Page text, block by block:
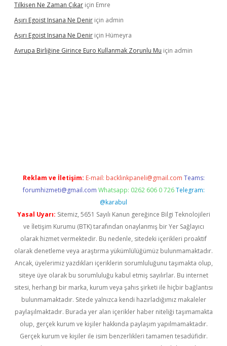
Tilkişen Ne Zaman Çıkar için Emre
Aşırı Egoist Insana Ne Denir için admin
Aşırı Egoist Insana Ne Denir için Hümeyra
Avrupa Birliğine Girince Euro Kullanmak Zorunlu Mu için admin
Reklam ve İletişim: E-mail: backlinkpaneli@gmail.com Teams:
forumhizmeti@gmail.com Whatsapp: 0262 606 0 726 Telegram:
@karabul
Yasal Uyarı: Sitemiz, 5651 Sayılı Kanun gereğince Bilgi Teknolojileri
ve İletişim Kurumu (BTK) tarafından onaylanmış bir Yer Sağlayıcı
olarak hizmet vermektedir. Bu nedenle, sitedeki içerikleri proaktif
olarak denetleme veya araştırma yükümlülüğümüz bulunmamaktadır.
Ancak, üyelerimiz yazdıkları içeriklerin sorumluluğunu taşımakta olup,
siteye üye olarak bu sorumluluğu kabul etmiş sayılırlar. Bu internet
sitesi, herhangi bir marka, kurum veya şahıs şirketi ile hiçbir bağlantısı
bulunmamaktadır. Sitede yalnızca kendi hazırladığımız makaleler
paylaşılmaktadır. Burada yer alan içerikler haber niteliği taşımamakta
olup, gerçek kurum ve kişiler hakkında paylaşım yapılmamaktadır.
Gerçek kurum ve kişiler ile isim benzerlikleri tamamen tesadüfidir.